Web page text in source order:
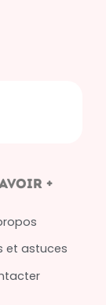
+
et astuces